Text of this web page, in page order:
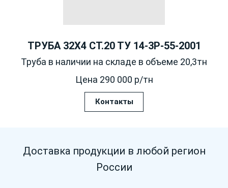
ТРУБА 32Х4 СТ.20 ТУ 14-3Р-55-2001
Труба в наличии на складе в объеме 20,3тн
Цена 290 000 р/тн
Контакты
Доставка продукции в любой регион
России